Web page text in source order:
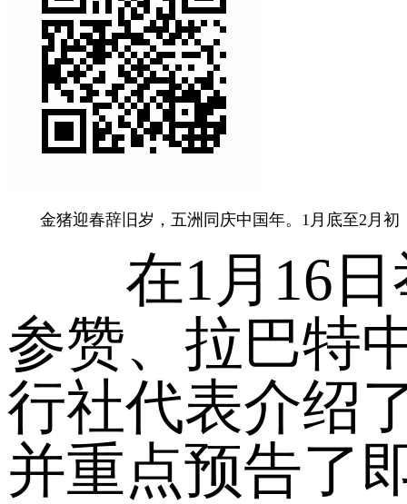
金猪迎春辞旧岁，五洲同庆中国年。1月底至2月初
在1月16日
参赞、拉巴特
行社代表介绍
并重点预告了